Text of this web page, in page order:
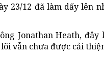
23/12 đã làm dấy lên
Jonathan Heath,
vẫn chưa được cải